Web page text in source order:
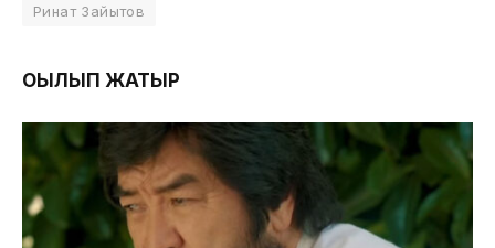
Ринат Зайытов
ОҚЫЛЫП ЖАТЫР